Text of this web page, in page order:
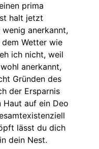
prima
halt jetzt
anerkannt,
Wetter wie
ich nicht, weil
anerkannt,
Gründen des
der Ersparnis
Haut auf ein Deo
lässt du dich
dein Nest.